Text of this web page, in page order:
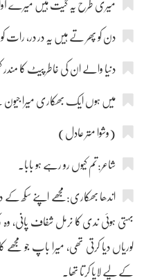
میری طرح یہ گیت ہیں میرے
دن کو پھر تے ہیں یہ در در، رات
دنیا والے ان کی خاطر پیٹ کا مندر
میں ہوں ایک بھکاری میرا جیون
(وشوا متر عادل)
شاعر:تم کیوں رو رہے ہو بابا۔
اندھا بھکاری:مجھے اپنے سکھ
بہتی ہوئی ندی کا نرمل شفاف پانی، وہ
لوریاں دیا کرتی تھی، میرا باپ جو
کے لیے لایا کرتا تھا۔